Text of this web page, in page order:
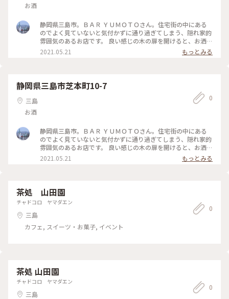
お酒
静岡県三島市。ＢＡＲ ＹＵＭＯＴＯさん。住宅街の中にある
のでよく見ていないと気付かずに通り過ぎてしまう、隠れ家的
雰囲気のあるお店です。 良い感じの木の扉を開けると、お洒落
でゆったりとした空間の店内が広がります。 メニューは季節の
おすすめが５つほどと、つまみが黒板に書いてあるだけで冊子
あります。 オールドビンテージのウイスキーやポートワイン、
カルヴァドスなどラインナップもなかなかのもの。 お店につ
いての詳しいことはここのマスターと奥さん（ご夫婦でバーテ
ンダー）のインタビュー記事がネットにあるので興味のある方
2021.05.21 もっとみる
静岡県三島市芝本町10-7
三島
お酒
0
静岡県三島市。ＢＡＲ ＹＵＭＯＴＯさん。住宅街の中にある
のでよく見ていないと気付かずに通り過ぎてしまう、隠れ家的
雰囲気のあるお店です。 良い感じの木の扉を開けると、お洒落
でゆったりとした空間の店内が広がります。 メニューは季節の
おすすめが５つほどと、つまみが黒板に書いてあるだけで冊子
あります。 オールドビンテージのウイスキーやポートワイン、
カルヴァドスなどラインナップもなかなかのもの。 お店につ
いての詳しいことはここのマスターと奥さん（ご夫婦でバーテ
ンダー）のインタビュー記事がネットにあるので興味のある方
2021.05.21 もっとみる
茶処 山田園
チャドコロ ヤマダエン
三島
カフェ, スイーツ・お菓子, イベント
0
茶処 山田園
チャドコロ ヤマダエン
三島
0